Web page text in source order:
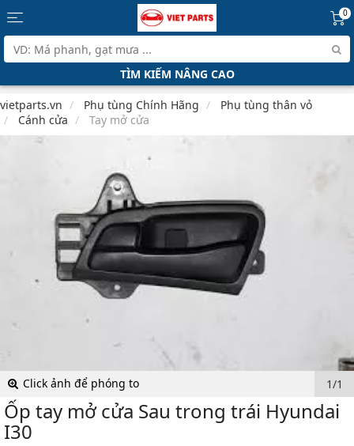
0
TÌM KIẾM NÂNG CAO
vietparts.vn Phụ tùng Chính Hãng
Phụ tùng thân vỏ
Cánh cửa
Tay mở cửa
Click ảnh để phóng to 1/1
Ốp tay mở cửa Sau trong trái Hyundai
I30